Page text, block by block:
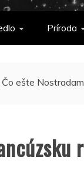
Príroda
ešte